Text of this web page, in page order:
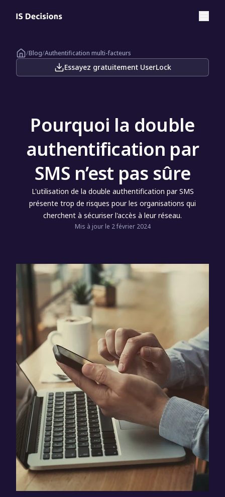
/Blog/Authentification multi-facteurs
Essayez gratuitement UserLock
Pourquoi la double
authentification par
SMS n’est pas sûre
L'utilisation de la double authentification par SMS
présente trop de risques pour les organisations qui
cherchent à sécuriser l'accès à leur réseau.
Mis à jour le 2 février 2024